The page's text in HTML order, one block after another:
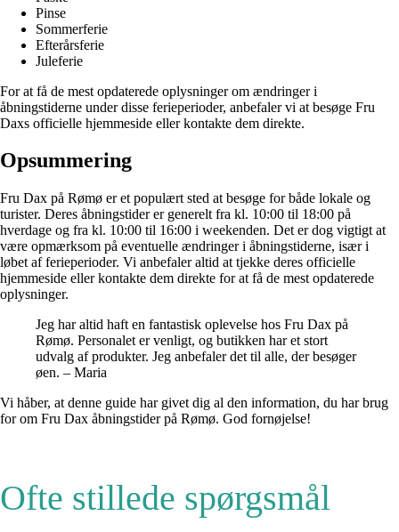
Pinse
Sommerferie
Efterårsferie
Juleferie
For at få de mest opdaterede oplysninger om ændringer i
åbningstiderne under disse ferieperioder, anbefaler vi at besøge Fru
Daxs officielle hjemmeside eller kontakte dem direkte.
Opsummering
Fru Dax på Rømø er et populært sted at besøge for både lokale og
turister. Deres åbningstider er generelt fra kl. 10:00 til 18:00 på
hverdage og fra kl. 10:00 til 16:00 i weekenden. Det er dog vigtigt at
være opmærksom på eventuelle ændringer i åbningstiderne, især i
løbet af ferieperioder. Vi anbefaler altid at tjekke deres officielle
hjemmeside eller kontakte dem direkte for at få de mest opdaterede
oplysninger.
Jeg har altid haft en fantastisk oplevelse hos Fru Dax på
Rømø. Personalet er venligt, og butikken har et stort
udvalg af produkter. Jeg anbefaler det til alle, der besøger
øen. – Maria
Vi håber, at denne guide har givet dig al den information, du har brug
for om Fru Dax åbningstider på Rømø. God fornøjelse!
Ofte stillede spørgsmål